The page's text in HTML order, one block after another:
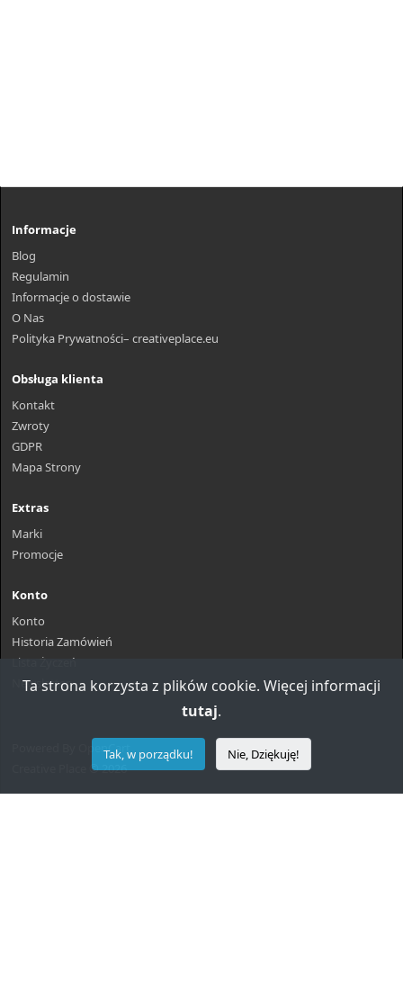
Informacje
Blog
Regulamin
Informacje o dostawie
O Nas
Polityka Prywatności– creativeplace.eu
Obsługa klienta
Kontakt
Zwroty
GDPR
Mapa Strony
Extras
Marki
Promocje
Konto
Konto
Historia Zamówień
Lista Życzeń
Newsletter
OpenCart
Creative Place © 2026
Ta strona korzysta z plików cookie. Więcej informacji
tutaj.
Tak, w porządku! Nie, Dziękuję!